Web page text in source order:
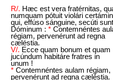
R/. Hæc est vera fratérnitas,
numquam pótuit violári
qui, effúso sánguine, secúti sunt
Dóminum : * Contemnéntes
régiam, pervenérunt ad regna
cæléstia.
V/. Ecce quam bonum et quam
jucúndum habitáre fratres in
unum !
* Contemnéntes aulam régiam,
pervenérunt ad regna cæléstia.